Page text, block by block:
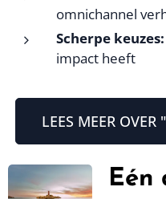
omnichannel
Scherpe keuzes:
impact heeft
LEES MEER
Eén